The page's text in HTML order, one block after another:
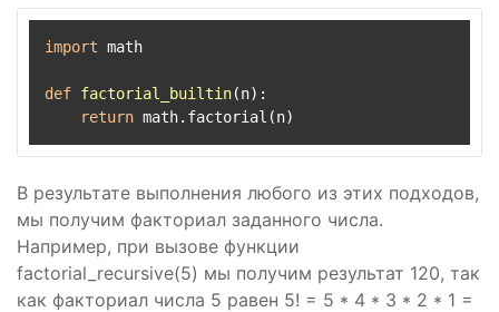
import math
def factorial_builtin(n):
return
В результате выполнения любого из этих подходов,
мы получим факториал заданного числа.
Например, при вызове функции
factorial_recursive(5) мы получим результат 120, так
как факториал числа 5 равен 5! = 5 * 4 * 3 * 2 * 1 =